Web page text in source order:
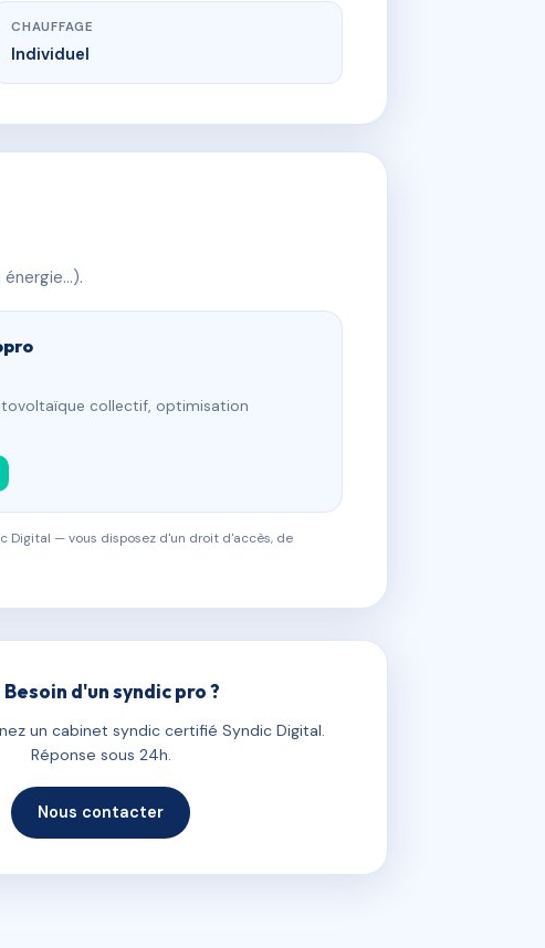
CHAUFFAGE
Individuel
énergie…).
collectif, optimisation
Digital — vous disposez d'un droit d'accès, de
Besoin d'un syndic pro ?
un cabinet syndic certifié Syndic Digital.
Réponse sous 24h.
Nous contacter